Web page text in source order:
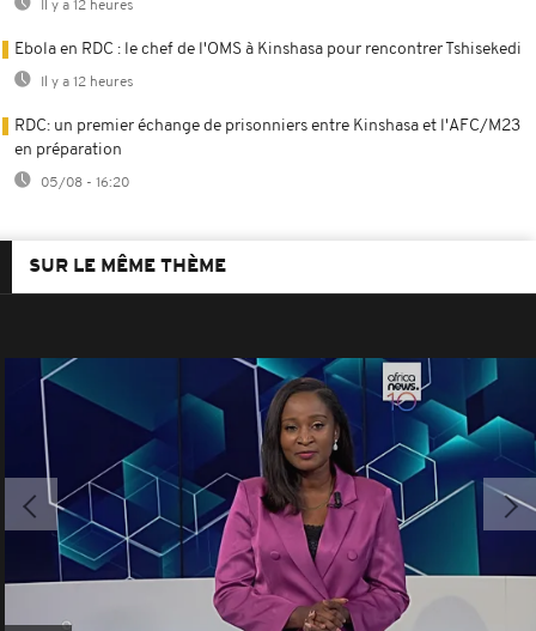
Il y a 12 heures
Ebola en RDC : le chef de l'OMS à Kinshasa pour rencontrer Tshisekedi
Il y a 12 heures
RDC: un premier échange de prisonniers entre Kinshasa et l'AFC/M23
en préparation
05/08 - 16:20
SUR LE MÊME THÈME